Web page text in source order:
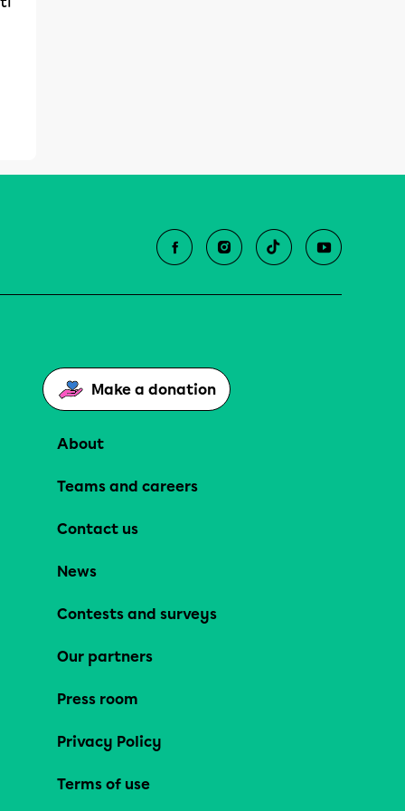
Make a donation
About
Teams and careers
Contact us
News
Contests and surveys
Our partners
Press room
Privacy Policy
Terms of use